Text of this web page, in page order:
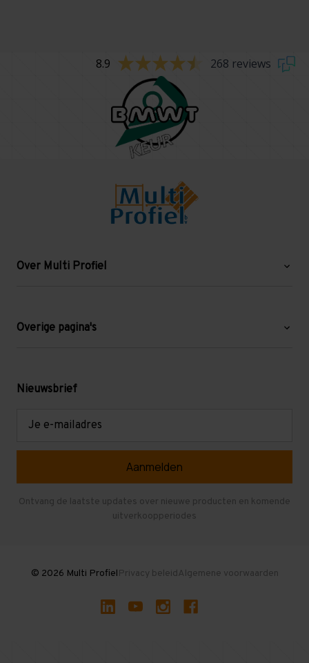
8.9 268 reviews
Over Multi Profiel
Blog
Levering en afhalen
Overige pagina's
Mezzanine
Gebruikte entresolvloeren
Nieuwsbrief
Ontvang de laatste updates over nieuwe producten en komende
uitverkoopperiodes
© 2026 Multi ProfielPrivacy beleidAlgemene voorwaarden